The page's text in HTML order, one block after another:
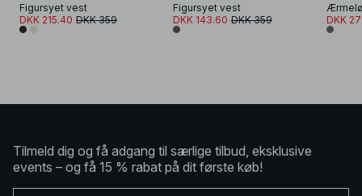
Figursyet vest
DKK 215.40 DKK 359
Figursyet vest
DKK 143.60 DKK 359 DKK
Tilmeld dig og få adgang til særlige tilbud, eksklusive
events – og få 15 % rabat på dit første køb!